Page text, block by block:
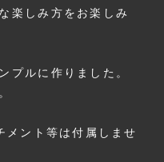
楽しみ方をお楽しみ
プルに作りました。
ント等は付属しませ